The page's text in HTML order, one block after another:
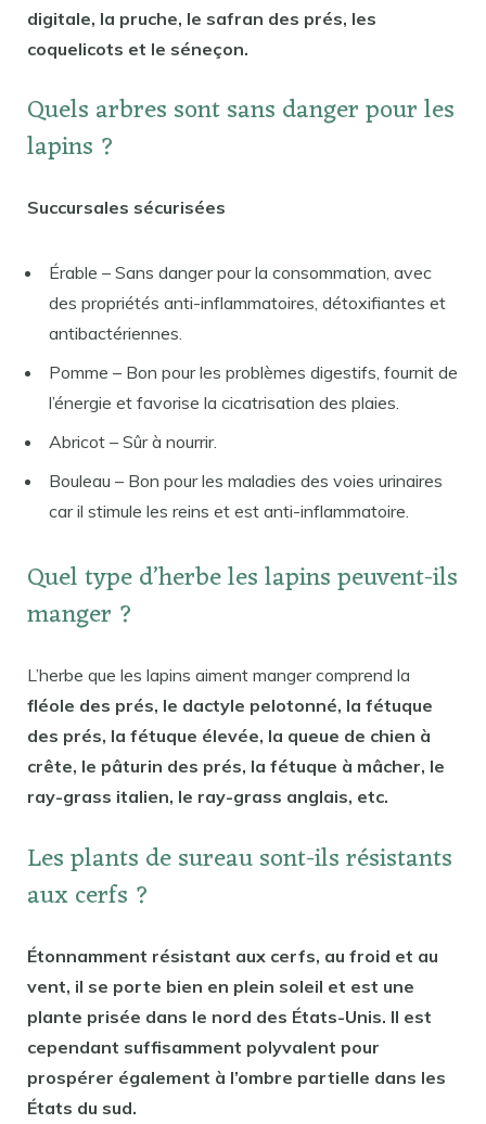
digitale, la pruche, le safran des prés, les
coquelicots et le séneçon.
Quels arbres sont sans danger pour les
lapins ?
Succursales sécurisées
Érable – Sans danger pour la consommation, avec
des propriétés anti-inflammatoires, détoxifiantes et
antibactériennes.
Pomme – Bon pour les problèmes digestifs, fournit de
l’énergie et favorise la cicatrisation des plaies.
Abricot – Sûr à nourrir.
Bouleau – Bon pour les maladies des voies urinaires
car il stimule les reins et est anti-inflammatoire.
Quel type d’herbe les lapins peuvent-ils
manger ?
L’herbe que les lapins aiment manger comprend la
fléole des prés, le dactyle pelotonné, la fétuque
des prés, la fétuque élevée, la queue de chien à
crête, le pâturin des prés, la fétuque à mâcher, le
ray-grass italien, le ray-grass anglais, etc.
Les plants de sureau sont-ils résistants
aux cerfs ?
Étonnamment résistant aux cerfs, au froid et au
vent, il se porte bien en plein soleil et est une
plante prisée dans le nord des États-Unis. Il est
cependant suffisamment polyvalent pour
prospérer également à l’ombre partielle dans les
États du sud.